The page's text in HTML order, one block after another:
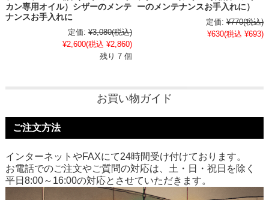
カン専用オイル）シザーのメンテ
ナンスお手入れに
定価: ¥3,080(税込)
¥2,600(税込 ¥2,860)
残り 7 個
ーのメンテナンスお手入れに）
定価: ¥770(税込)
¥630(税込 ¥693)
お買い物ガイド
ご注文方法
インターネットやFAXにて24時間受け付けております。
お電話でのご注文やご質問の対応は、土・日・祝日を除く
平日8:00～16:00の対応とさせていただきます。